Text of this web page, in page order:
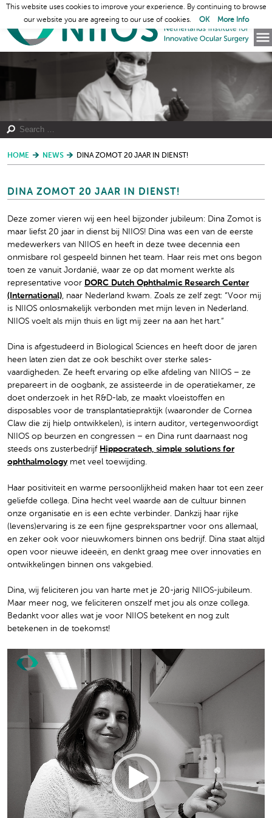
HOME NEWS DINA ZOMOT 20 JAAR IN DIENST!
DINA ZOMOT 20 JAAR IN DIENST!
Deze zomer vieren wij een heel bijzonder jubileum: Dina Zomot is
maar liefst 20 jaar in dienst bij NIIOS! Dina was een van de eerste
medewerkers van NIIOS en heeft in deze twee decennia een
onmisbare rol gespeeld binnen het team. Haar reis met ons begon
toen ze vanuit Jordanië, waar ze op dat moment werkte als
representative voor DORC Dutch Ophthalmic Research Center
(International) , naar Nederland kwam. Zoals ze zelf zegt: “Voor mij
is NIIOS onlosmakelijk verbonden met mijn leven in Nederland.
NIIOS voelt als mijn thuis en ligt mij zeer na aan het hart.”
Dina is afgestudeerd in Biological Sciences en heeft door de jaren
heen laten zien dat ze ook beschikt over sterke sales-
vaardigheden. Ze heeft ervaring op elke afdeling van NIIOS – ze
prepareert in de oogbank, ze assisteerde in de operatiekamer, ze
doet onderzoek in het R&D-lab, ze maakt vloeistoffen en
disposables voor de transplantatiepraktijk (waaronder de Cornea
Claw die zij hielp ontwikkelen), is intern auditor, vertegenwoordigt
NIIOS op beurzen en congressen – en Dina runt daarnaast nog
steeds ons zusterbedrijf Hippocratech, simple solutions for
ophthalmology met veel toewijding.
Haar positiviteit en warme persoonlijkheid maken haar tot een zeer
geliefde collega. Dina hecht veel waarde aan de cultuur binnen
onze organisatie en is een echte verbinder. Dankzij haar rijke
(levens)ervaring is ze een fijne gesprekspartner voor ons allemaal,
en zeker ook voor nieuwkomers binnen ons bedrijf. Dina staat altijd
open voor nieuwe ideeën, en denkt graag mee over innovaties en
ontwikkelingen binnen ons vakgebied.
Dina, wij feliciteren jou van harte met je 20-jarig NIIOS-jubileum.
Maar meer nog, we feliciteren onszelf met jou als onze collega.
Bedankt voor alles wat je voor NIIOS betekent en nog zult
betekenen in de toekomst!
Video
Player
This website uses cookies to improve your experience. By continuing to browse
our website you are agreeing to our use of cookies.
OK More Info